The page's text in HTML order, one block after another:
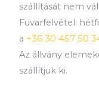
szállítását nem
Fuvarfelvétel:
a +36 30 457 50
Az állvány
szállítjuk ki.